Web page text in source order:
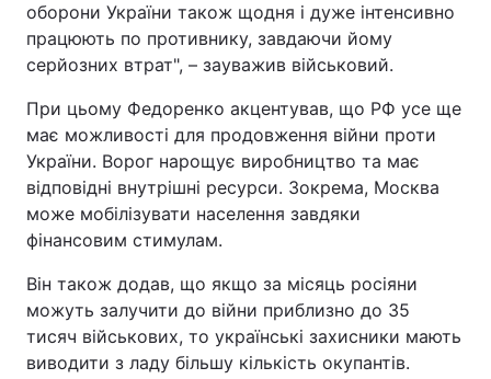
оборони України також щодня і дуже інтенсивно
працюють по противнику, завдаючи йому
серйозних втрат", – зауважив військовий.
При цьому Федоренко акцентував, що РФ усе ще
має можливості для продовження війни проти
України. Ворог нарощує виробництво та має
відповідні внутрішні ресурси. Зокрема, Москва
може мобілізувати населення завдяки
фінансовим стимулам.
Він також додав, що якщо за місяць росіяни
можуть залучити до війни приблизно до 35
тисяч військових, то українські захисники мають
виводити з ладу більшу кількість окупантів.